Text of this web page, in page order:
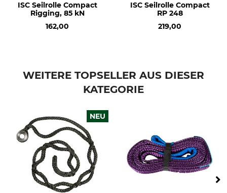
ISC Seilrolle Compact
Rigging, 85 kN
162,00
ISC Seilrolle Compact
RP 248
219,00
WEITERE TOPSELLER AUS DIESER
KATEGORIE
NEU